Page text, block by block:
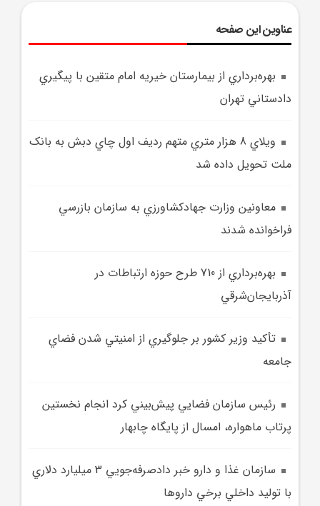
عناوین این صفحه
بهره‌برداري از بيمارستان خيريه امام متقين با پيگيري
دادستاني تهران
ويلاي 8 هزار متري متهم رديف اول چاي دبش به بانک
ملت تحويل داده شد
معاونين وزارت جهادکشاورزي به سازمان بازرسي
فراخوانده شدند
بهره‌برداري از 710 طرح حوزه ارتباطات در
آذربايجان‌شرقي
تأکيد وزير کشور بر جلوگيري از امنيتي شدن فضاي
جامعه
رئيس سازمان فضايي پيش‌بيني کرد انجام نخستين
پرتاب ماهواره، امسال از پايگاه چابهار
سازمان غذا و دارو خبر دادصرفه‌جويي 3 ميليارد دلاري
با توليد داخلي برخي داروها